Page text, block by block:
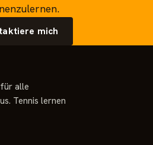
mich
alle
Tennis lernen